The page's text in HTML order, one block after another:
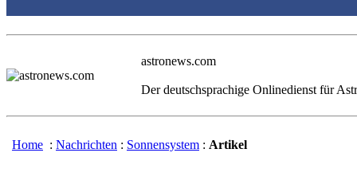
astronews.com
Der deutschsprachige Onlinedienst für
Home : Nachrichten : Sonnensystem : Artikel